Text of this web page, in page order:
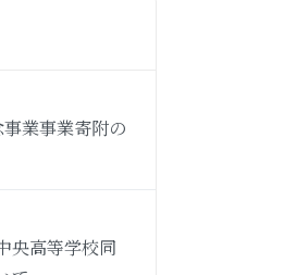
事業事業寄附の
央高等学校同